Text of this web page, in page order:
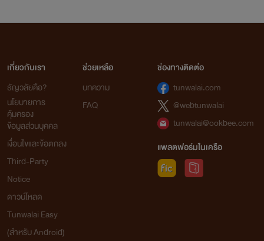
เกี่ยวกับเรา
ธัญวลัยคือ?
นโยบายการ
คุ้มครอง
ข้อมูลส่วนบุคคล
เงื่อนไขและข้อตกลง
Third-Party
Notice
ดาวน์โหลด
Tunwalai Easy
(สำหรับ Android)
ช่วยเหลือ
บทความ
FAQ
ช่องทางติดต่อ
tunwalai.com
@webtunwalai
tunwalai@ookbee.com
แพลตฟอร์มในเครือ